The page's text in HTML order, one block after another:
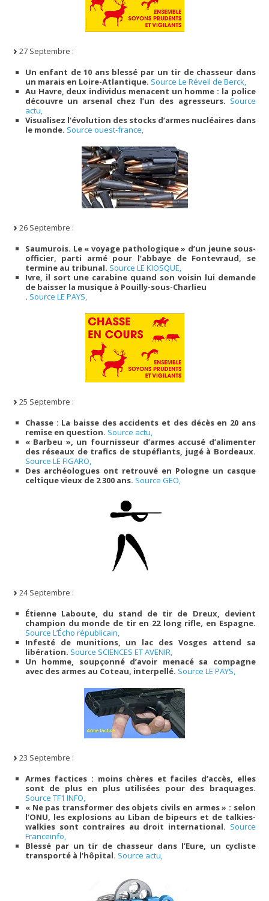
27 Septembre :
Un enfant de 10 ans blessé par un tir de chasseur dans
un marais en Loire-Atlantique. Source Le Réveil de Berck,
Au Havre, deux individus menacent un homme : la police
découvre un arsenal chez l’un des agresseurs. Source
actu,
Visualisez l’évolution des stocks d’armes nucléaires dans
le monde. Source ouest-france,
26 Septembre :
Saumurois. Le « voyage pathologique » d’un jeune sous-
officier, parti armé pour l’abbaye de Fontevraud, se
termine au tribunal. Source LE KIOSQUE,
Ivre, il sort une carabine quand son voisin lui demande
de baisser la musique à Pouilly-sous-Charlieu
. Source LE PAYS,
25 Septembre :
Chasse : La baisse des accidents et des décès en 20 ans
remise en question. Source actu,
« Barbeu », un fournisseur d’armes accusé d’alimenter
des réseaux de trafics de stupéfiants, jugé à Bordeaux.
Source LE FIGARO,
Des archéologues ont retrouvé en Pologne un casque
celtique vieux de 2 300 ans. Source GEO,
24 Septembre :
Étienne Laboute, du stand de tir de Dreux, devient
champion du monde de tir en 22 long rifle, en Espagne.
Source L’Écho républicain,
Infesté de munitions, un lac des Vosges attend sa
libération. Source SCIENCES ET AVENIR,
Un homme, soupçonné d’avoir menacé sa compagne
avec des armes au Coteau, interpellé. Source LE PAYS,
23 Septembre :
Armes factices : moins chères et faciles d’accès, elles
sont de plus en plus utilisées pour des braquages.
Source TF1 INFO,
« Ne pas transformer des objets civils en armes » : selon
l’ONU, les explosions au Liban de bipeurs et de talkies-
walkies sont contraires au droit international. Source
Franceinfo,
Blessé par un tir de chasseur dans l’Eure, un cycliste
transporté à l’hôpital. Source actu,